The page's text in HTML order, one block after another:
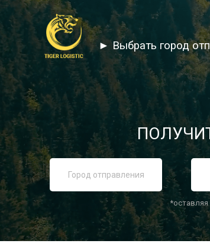
► Выбрать город
*оставляя